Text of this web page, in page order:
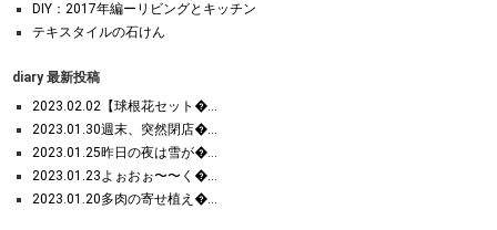
DIY：2017年編ーリビングとキッチン
テキスタイルの石けん
diary 最新投稿
2023.02.02【球根花セット�...
2023.01.30週末、突然閉店�...
2023.01.25昨日の夜は雪が�...
2023.01.23よぉおぉ〜〜く�...
2023.01.20多肉の寄せ植え�...